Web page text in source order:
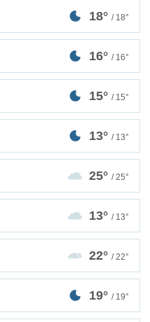
18° / 18°
16° / 16°
15° / 15°
13° / 13°
25° / 25°
13° / 13°
22° / 22°
19° / 19°